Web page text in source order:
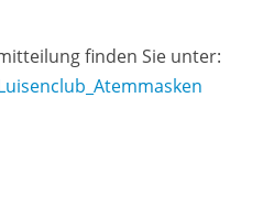
fin­den Sie unter: